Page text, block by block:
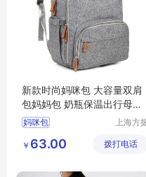
新款时尚妈咪包 大容量双肩
包妈妈包 奶瓶保温出行母婴
包
妈咪包
上海方
有限公司
￥ 63.00 拨打电话